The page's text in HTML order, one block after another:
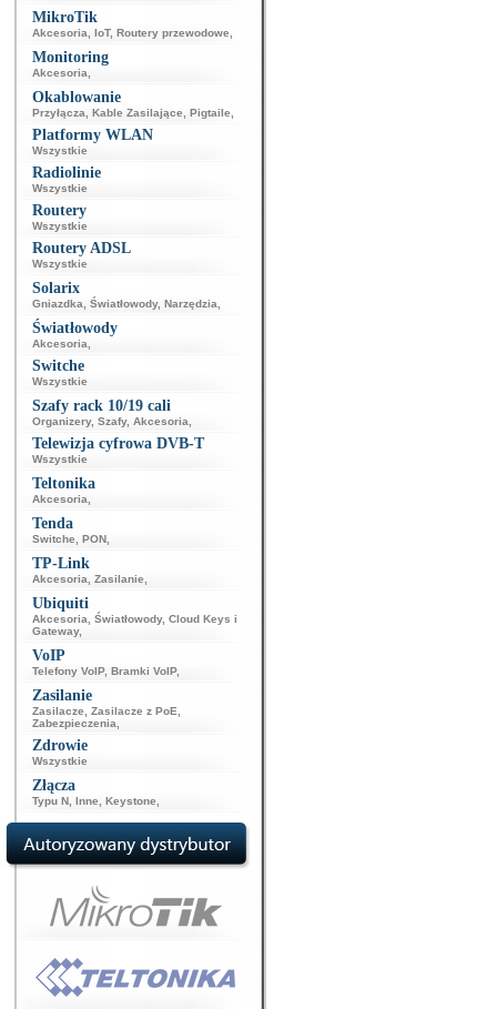
MikroTik
Akcesoria IoT, Routery przewodowe
Monitoring
Akcesoria
Okablowanie
Przyłącza Kable Zasilające Pigtaile
Platformy WLAN
Wszystkie
Radiolinie
Wszystkie
Routery
Wszystkie
Routery ADSL
Wszystkie
Solarix
Gniazdka Światłowody, Narzędzia
Światłowody
Akcesoria
Switche
Wszystkie
Szafy rack 10/19 cali
Organizery, Szafy, Akcesoria
Telewizja cyfrowa DVB-T
Wszystkie
Teltonika
Akcesoria
Tenda
Switche PON
TP-Link
Akcesoria Zasilanie
Ubiquiti
Akcesoria Światłowody, Cloud Keys i
Gateway,
VoIP
Telefony VoIP, Bramki VoIP,
Zasilanie
Zasilacze Zasilacze z PoE
Zabezpieczenia
Zdrowie
Wszystkie
Złącza
Typu N Inne Keystone